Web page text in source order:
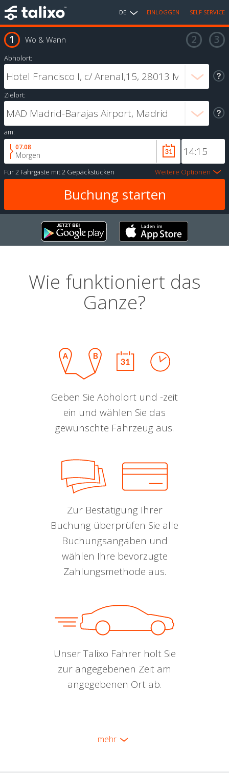
DE EINLOGGEN SELF SERVICE
Wo & Wann
Abholort:
Zielort:
am:
07.08
Morgen
Für2 Fahrgäste mit2 Gepäckstücken Weitere Optionen
Wie funktioniert das
Ganze?
Geben Sie Abholort und -zeit
ein und wählen Sie das
gewünschte Fahrzeug aus.
Zur Bestätigung Ihrer
Buchung überprüfen Sie alle
Buchungsangaben und
wählen Ihre bevorzugte
Zahlungsmethode aus.
Unser Talixo Fahrer holt Sie
zur angegebenen Zeit am
angegebenen Ort ab.
mehr